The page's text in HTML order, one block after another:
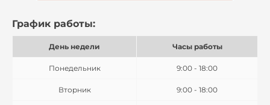
График работы:
День недели Часы работы
Понедельник 9:00 - 18:00
Вторник 9:00 - 18:00